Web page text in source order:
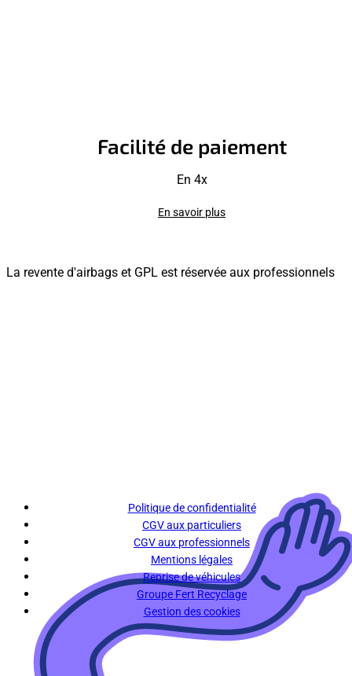
Facilité de paiement
En 4x
En savoir plus
La revente d'airbags et GPL est réservée aux professionnels
Politique de confidentialité
CGV aux particuliers
CGV aux professionnels
Mentions légales
Reprise de véhicules
Groupe Fert Recyclage
Gestion des cookies